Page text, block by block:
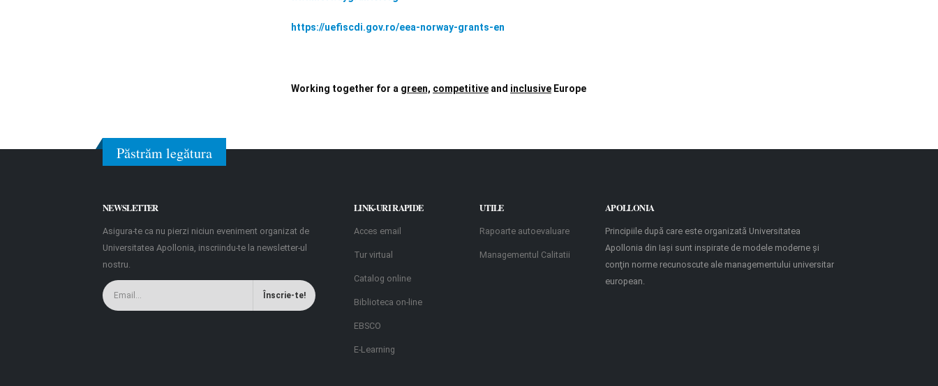
https://uefiscdi.gov.ro/eea-norway-grants-en
Working together for a green, competitive and inclusive Europe
Păstrăm legătura
NEWSLETTER
Asigura-te ca nu pierzi niciun eveniment organizat de
Universitatea Apollonia, inscriindu-te la newsletter-ul
nostru.
LINK-URI RAPIDE
Acces email
Tur virtual
Catalog online
Biblioteca on-line
EBSCO
E-Learning
UTILE
Rapoarte autoevaluare
Managementul Calitatii
APOLLONIA
Principiile după care este organizată Universitatea
Apollonia din Iaşi sunt inspirate de modele moderne şi
conţin norme recunoscute ale managementului universitar
european.